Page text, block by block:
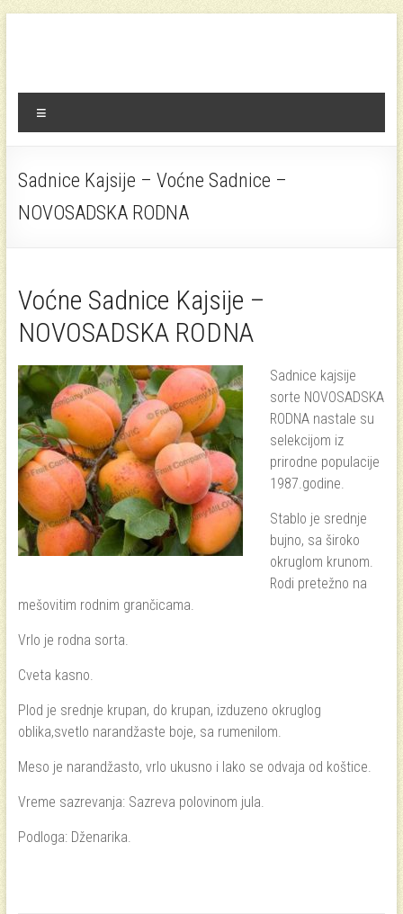
Sadnice Kajsije – Voćne Sadnice –
NOVOSADSKA RODNA
Voćne Sadnice Kajsije –
NOVOSADSKA RODNA
Sadnice kajsije
sorte NOVOSADSKA
RODNA nastale su
selekcijom iz
prirodne populacije
1987.godine.
Stablo je srednje
bujno, sa široko
okruglom krunom.
Rodi pretežno na
mešovitim rodnim grančicama.
Vrlo je rodna sorta.
Cveta kasno.
Plod je srednje krupan, do krupan, izduzeno okruglog
oblika,svetlo narandžaste boje, sa rumenilom.
Meso je narandžasto, vrlo ukusno i lako se odvaja od koštice.
Vreme sazrevanja: Sazreva polovinom jula.
Podloga: Dženarika.